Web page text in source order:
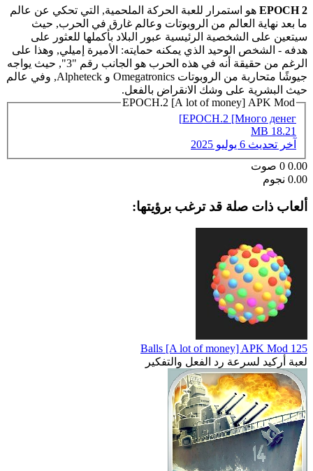
EPOCH 2 هو استمرار للعبة الحركة الملحمية, التي تحكي عن عالم
ما بعد نهاية العالم من الروبوتات وعالم غارق في الحرب, حيث
سيتعين على الشخصية الرئيسية عبور البلاد بأكملها للعثور على
هدفه - الشخص الوحيد الذي يمكنه حمايته: الأميرة إميلي, وهذا على
الرغم من حقيقة أنه في هذه الحرب هو الجانب رقم "3", حيث يواجه
جيوشًا متحاربة من الروبوتات Omegatronics و Alpheteck, وفي عالم
حيث البشرية على وشك الانقراض بالفعل.
EPOCH.2 [A lot of money] APK Mod
EPOCH.2 [Много денег]
18.21 MB
آخر تحديث 6 يوليو 2025
0.00
0 صوت
0.00 نجوم
ألعاب ذات صلة قد ترغب برؤيتها:
125 Balls [A lot of money] APK Mod
لعبة أركيد لسرعة رد الفعل والتفكير